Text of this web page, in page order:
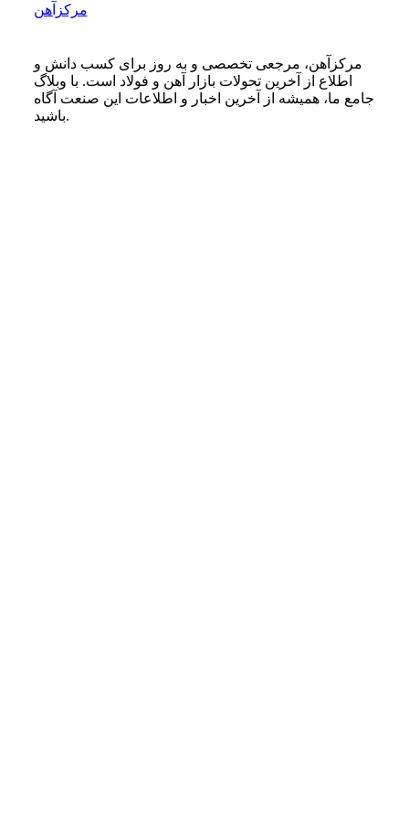
مرکزآهن
مرکزآهن، مرجعی تخصصی و به روز برای کسب دانش و
اطلاع از آخرین تحولات بازار آهن و فولاد است. با وبلاگ
جامع ما، همیشه از آخرین اخبار و اطلاعات این صنعت آگاه
باشید.